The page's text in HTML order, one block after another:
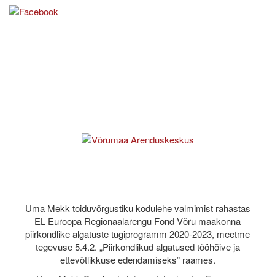
Uma Mekk toiduvõrgustiku kodulehe valmimist rahastas
EL Euroopa Regionaalarengu Fond Võru maakonna
piirkondlike algatuste tugiprogramm 2020-2023, meetme
tegevuse 5.4.2. „Piirkondlikud algatused tööhõive ja
ettevõtlikkuse edendamiseks” raames.